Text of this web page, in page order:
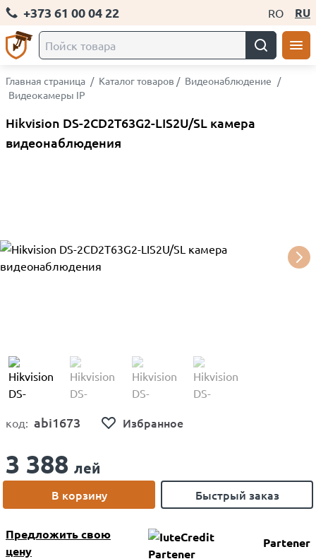
+373 61 00 04 22 RO RU
Главная страница / Каталог товаров / Видеонаблюдение /
Видеокамеры IP
Hikvision DS-2CD2T63G2-LIS2U/SL камера
видеонаблюдения
код: abi1673 Избранное
3 388 лей
В корзину Быстрый заказ
Предложить свою
цену
Partener